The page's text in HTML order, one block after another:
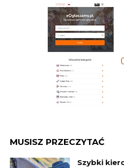
MUSISZ PRZECZYTAĆ
Szybki